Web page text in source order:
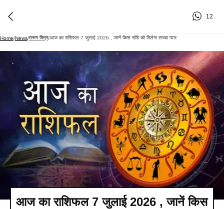
12
Home/News/तरुण मित्र/आज का राशिफल 7 जुलाई 2026 , जानें किस राशि को मिलेगा सच्चा प्यार
आज का राशिफल 7 जुलाई 2026 , जानें किस